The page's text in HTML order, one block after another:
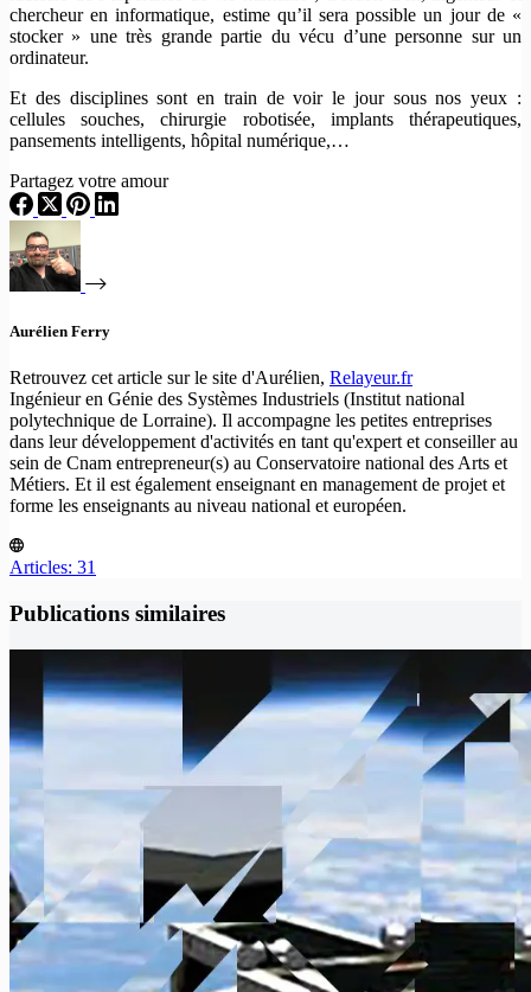
chercheur en informatique, estime qu’il sera possible un jour de «
stocker » une très grande partie du vécu d’une personne sur un
ordinateur.
Et des disciplines sont en train de voir le jour sous nos yeux :
cellules souches, chirurgie robotisée, implants thérapeutiques,
pansements intelligents, hôpital numérique,…
Partagez votre amour
Aurélien Ferry
Retrouvez cet article sur le site d'Aurélien, Relayeur.fr
Ingénieur en Génie des Systèmes Industriels (Institut national
polytechnique de Lorraine). Il accompagne les petites entreprises
dans leur développement d'activités en tant qu'expert et conseiller au
sein de Cnam entrepreneur(s) au Conservatoire national des Arts et
Métiers. Et il est également enseignant en management de projet et
forme les enseignants au niveau national et européen.
Articles: 31
Publications similaires